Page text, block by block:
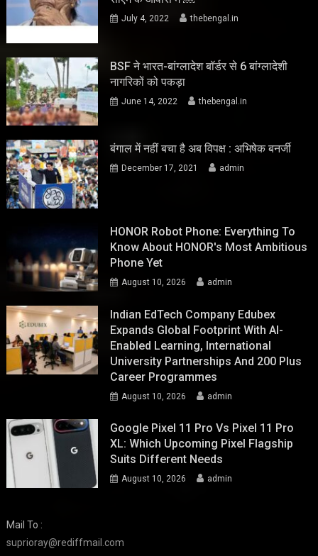
July 4, 2022 thebengal.in
BSF ने भारत-बांग्लादेश बॉर्डर से 6 बांग्लादेशी
नागरिकों को पकड़ा
June 14, 2022 thebengal.in
बंगाल में नहीं बचा है अब विपक्ष : अभिषेक बनर्जी
December 17, 2021 admin
HONOR Robot Phone: Everything To
Know About HONOR's Most Ambitious
Phone Yet
August 10, 2026 admin
Indian EdTech Company Edubex
Expands Global Footprint With AI-
Enabled Learning, International
University Partnerships And 200 Plus
Career Programmes
August 10, 2026 admin
Google Pixel 11 Pro Vs Pixel 11 Pro
XL: Which Upcoming Pixel Flagship
Suits Different Needs
August 10, 2026 admin
Mail To :
suprioray@rediffmail.com